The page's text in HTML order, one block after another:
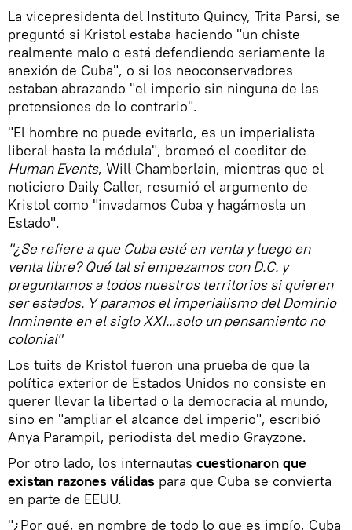
La vicepresidenta del Instituto Quincy, Trita Parsi, se
preguntó si Kristol estaba haciendo "un chiste
realmente malo o está defendiendo seriamente la
anexión de Cuba", o si los neoconservadores
estaban abrazando "el imperio sin ninguna de las
pretensiones de lo contrario".
"El hombre no puede evitarlo, es un imperialista
liberal hasta la médula", bromeó el coeditor de
Human Events, Will Chamberlain, mientras que el
noticiero Daily Caller, resumió el argumento de
Kristol como "invadamos Cuba y hagámosla un
Estado".
"¿Se refiere a que Cuba esté en venta y luego en
venta libre? Qué tal si empezamos con D.C. y
preguntamos a todos nuestros territorios si quieren
ser estados. Y paramos el imperialismo del Dominio
Inminente en el siglo XXI...solo un pensamiento no
colonial"
Los tuits de Kristol fueron una prueba de que la
política exterior de Estados Unidos no consiste en
querer llevar la libertad o la democracia al mundo,
sino en "ampliar el alcance del imperio", escribió
Anya Parampil, periodista del medio Grayzone.
Por otro lado, los internautas cuestionaron que
existan razones válidas para que Cuba se convierta
en parte de EEUU.
"¿Por qué, en nombre de todo lo que es impío, Cuba